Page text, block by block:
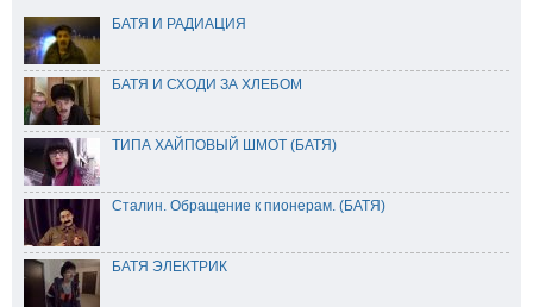
БАТЯ И РАДИАЦИЯ
БАТЯ И СХОДИ ЗА ХЛЕБОМ
ТИПА ХАЙПОВЫЙ ШМОТ (БАТЯ)
Сталин. Обращение к пионерам. (БАТЯ)
БАТЯ ЭЛЕКТРИК